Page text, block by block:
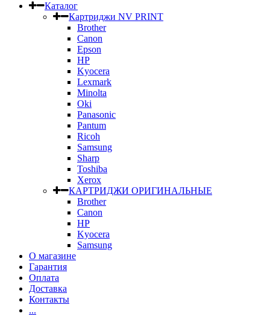
Каталог
Картриджи NV PRINT
Brother
Canon
Epson
HP
Kyocera
Lexmark
Minolta
Oki
Panasonic
Pantum
Ricoh
Samsung
Sharp
Toshiba
Xerox
КАРТРИДЖИ ОРИГИНАЛЬНЫЕ
Brother
Canon
HP
Kyocera
Samsung
О магазине
Гарантия
Оплата
Доставка
Контакты
...